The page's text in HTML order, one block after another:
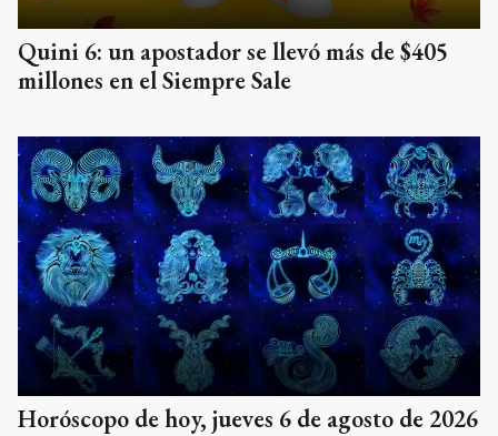
Quini 6: un apostador se llevó más de $405
millones en el Siempre Sale
Horóscopo de hoy, jueves 6 de agosto de 2026